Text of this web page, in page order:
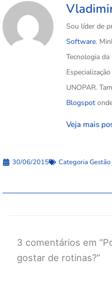
Sou líder de
Software.
Tecnologia
UNOPAR.
Blogspot
Veja mais
30/06/2015 Categoria
3 comentários em
gostar de rotinas?”